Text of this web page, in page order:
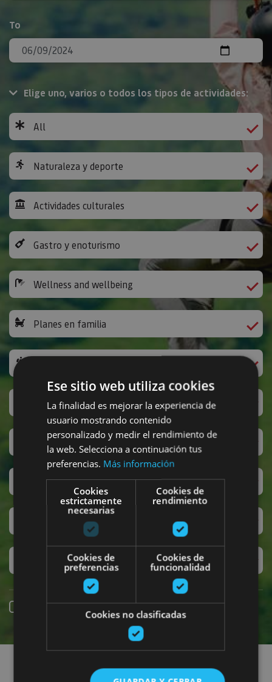
To
Elige uno, varios o todos los tipos de actividades:
All
Naturaleza y deporte
Actividades culturales
Gastro y enoturismo
Wellness and wellbeing
Planes en familia
Leisure activities and others
San Fermin
Accesibilidad
Turismo regenerativo
Experiencias exclusivas
Online booking
Find plans
Ese sitio web utiliza cookies
La finalidad es mejorar la experiencia de
usuario mostrando contenido
personalizado y medir el rendimiento de
la web. Selecciona a continuación tus
preferencias. Más información
Cookies
estrictamente
necesarias
Cookies de
rendimiento
Cookies de
preferencias
Cookies de
funcionalidad
Cookies no clasificadas